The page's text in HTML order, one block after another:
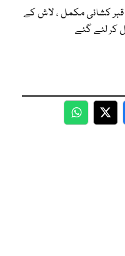
کشائی مکمل ، لاش کے
کر لئے گئے
WhatsApp